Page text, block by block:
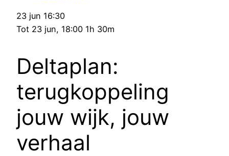
23 jun 16:30
Tot 23 jun, 18:00 1h 30m
Deltaplan:
terugkoppeling
jouw wijk, jouw
verhaal